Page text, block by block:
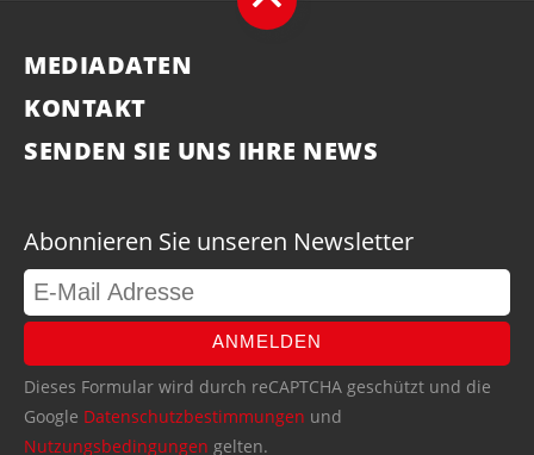
MEDIADATEN
KONTAKT
SENDEN SIE UNS IHRE NEWS
Abonnieren Sie unseren Newsletter
ANMELDEN
Dieses Formular wird durch reCAPTCHA geschützt und die
Google Datenschutzbestimmungen und
Nutzungsbedingungen gelten.